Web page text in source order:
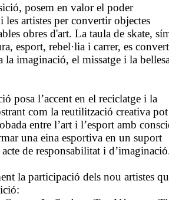
posem en valor el poder
les artistes per convertir objectes
obres d'art. La taula de skate,
esport, rebel·lia i carrer, es
la imaginació, el missatge i la
posa l’accent en el reciclatge i la
com la reutilització creativa pot
entre l’art i l’esport amb
una eina esportiva en un suport
de responsabilitat i
la participació dels nou artistes